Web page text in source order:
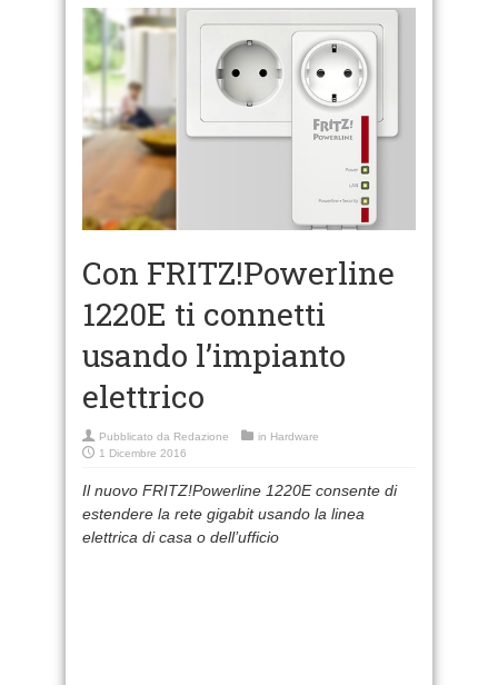
Con FRITZ!Powerline
1220E ti connetti
usando l’impianto
elettrico
Pubblicato da Redazione in Hardware
1 Dicembre 2016
Il nuovo FRITZ!Powerline 1220E consente di
estendere la rete gigabit usando la linea
elettrica di casa o dell’ufficio